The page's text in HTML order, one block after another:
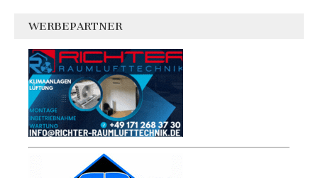
WERBEPARTNER